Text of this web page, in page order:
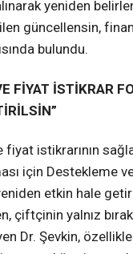
yeniden
güncellensin,
bulundu.
FİYAT İSTİKRAR
fiyat istikrarının
için Destekleme
etkin hale
çiftçinin yalnız
Dr. Şevkin,